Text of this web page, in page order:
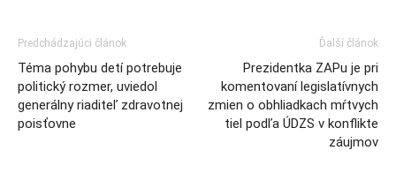
Predchádzajúci článok
Téma pohybu detí potrebuje
politický rozmer, uviedol
generálny riaditeľ zdravotnej
poisťovne
Ďalší článok
Prezidentka ZAPu je pri
komentovaní legislatívnych
zmien o obhliadkach mŕtvych
tiel podľa ÚDZS v konflikte
záujmov